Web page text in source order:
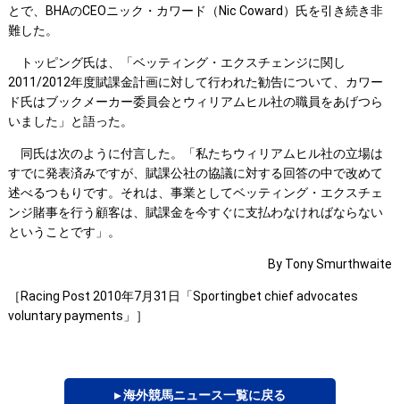
とで、BHAのCEOニック・カワード（Nic Coward）氏を引き続き非
難した。
トッピング氏は、「ベッティング・エクスチェンジに関し
2011/2012年度賦課金計画に対して行われた勧告について、カワー
ド氏はブックメーカー委員会とウィリアムヒル社の職員をあげつら
いました」と語った。
同氏は次のように付言した。「私たちウィリアムヒル社の立場は
すでに発表済みですが、賦課公社の協議に対する回答の中で改めて
述べるつもりです。それは、事業としてベッティング・エクスチェ
ンジ賭事を行う顧客は、賦課金を今すぐに支払わなければならない
ということです」。
By Tony Smurthwaite
［Racing Post 2010年7月31日「Sportingbet chief advocates
voluntary payments」］
▸ 海外競馬ニュース一覧に戻る